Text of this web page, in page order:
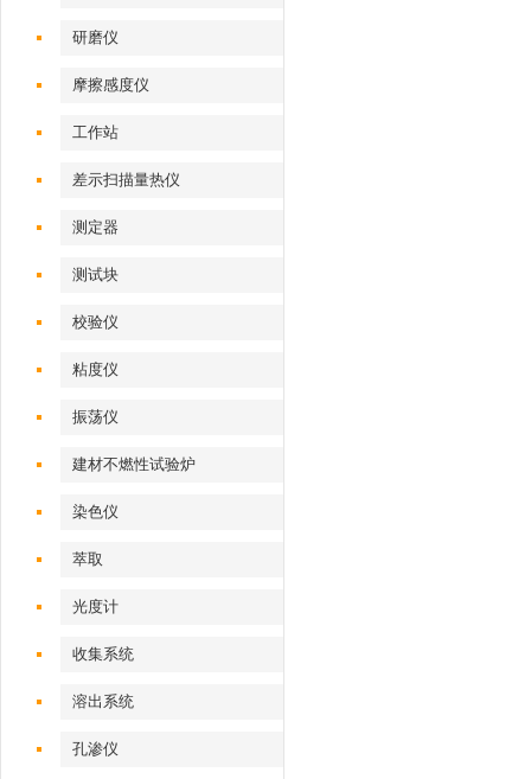
研磨仪
摩擦感度仪
工作站
差示扫描量热仪
测定器
测试块
校验仪
粘度仪
振荡仪
建材不燃性试验炉
染色仪
萃取
光度计
收集系统
溶出系统
孔渗仪